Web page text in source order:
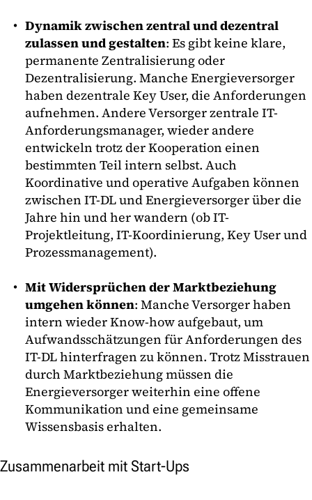
Dynamik zwischen zentral und dezentral
zulassen und gestalten: Es gibt keine klare,
permanente Zentralisierung oder
Dezentralisierung. Manche Energieversorger
haben dezentrale Key User, die Anforderungen
aufnehmen. Andere Versorger zentrale IT-
Anforderungsmanager, wieder andere
entwickeln trotz der Kooperation einen
bestimmten Teil intern selbst. Auch
Koordinative und operative Aufgaben können
zwischen IT-DL und Energieversorger über die
Jahre hin und her wandern (ob IT-
Projektleitung, IT-Koordinierung, Key User und
Prozessmanagement).
Mit Widersprüchen der Marktbeziehung
umgehen können: Manche Versorger haben
intern wieder Know-how aufgebaut, um
Aufwandsschätzungen für Anforderungen des
IT-DL hinterfragen zu können. Trotz Misstrauen
durch Marktbeziehung müssen die
Energieversorger weiterhin eine offene
Kommunikation und eine gemeinsame
Wissensbasis erhalten.
Zusammenarbeit mit Start-Ups